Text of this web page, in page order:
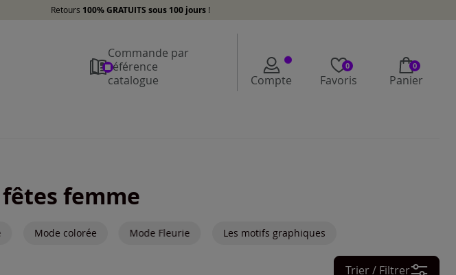
Retours 100% GRATUITS sous 100 jours !
Commande par
référence
catalogue
Compte
0
Favoris
0
Panier
femme
Mode colorée Mode Fleurie Les motifs graphiques
Trier / Filtrer